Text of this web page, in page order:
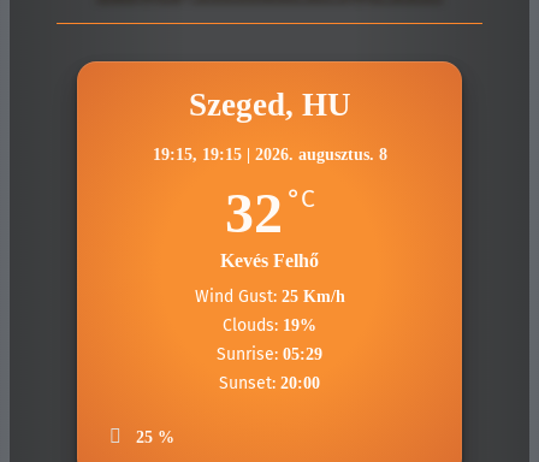
Szeged, HU
19:15, 19:15 | 2026. augusztus. 8
32 °C
Kevés Felhő
25 %
Wind Gust: 25 Km/h
Clouds: 19%
Sunrise: 05:29
Sunset: 20:00